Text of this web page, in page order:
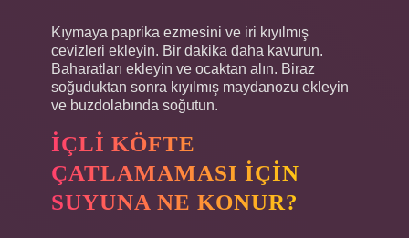
Kıymaya paprika ezmesini ve iri kıyılmış
cevizleri ekleyin. Bir dakika daha kavurun.
Baharatları ekleyin ve ocaktan alın. Biraz
soğuduktan sonra kıyılmış maydanozu ekleyin
ve buzdolabında soğutun.
İÇLI KÖFTE
ÇATLAMAMASI IÇIN
SUYUNA NE KONUR?